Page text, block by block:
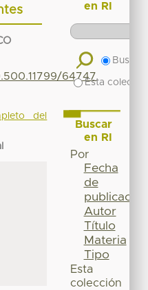
64747
del
en RI
Buscar
Esta
Buscar
en RI
Por
Fecha
de
publicación
Autor
Título
Materia
Tipo
Esta
colección